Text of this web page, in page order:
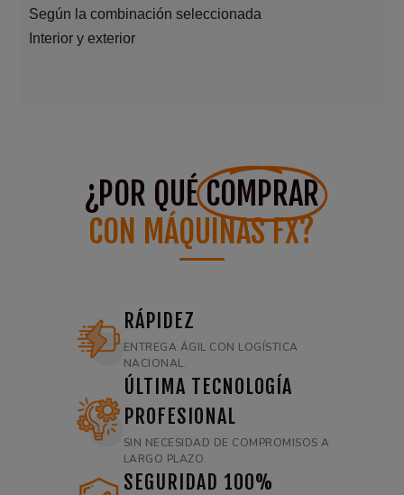
Según la combinación seleccionada
Interior y exterior
¿POR QUÉCOMPRAR
CON MÁQUINAS FX?
RÁPIDEZ
ENTREGA ÁGIL CON LOGÍSTICA
NACIONAL.
ÚLTIMA TECNOLOGÍA
PROFESIONAL
SIN NECESIDAD DE COMPROMISOS A
LARGO PLAZO.
SEGURIDAD 100%